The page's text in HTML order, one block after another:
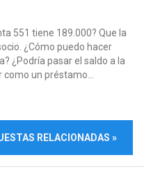
551 tiene 189.000? Que la
¿Cómo puedo hacer
¿Podría pasar el saldo a la
como un préstamo...
RELACIONADAS »